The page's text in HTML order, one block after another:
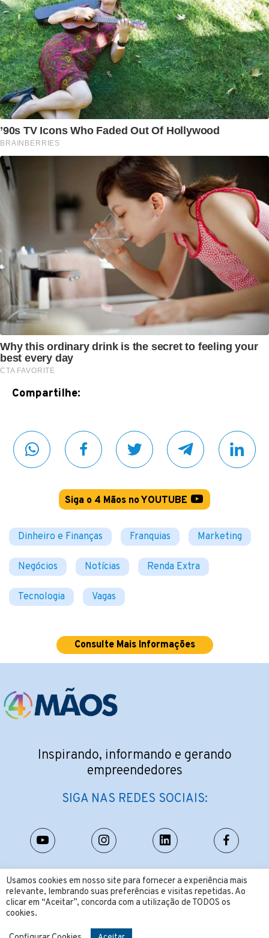
Compartilhe:
Siga o 4 Mãos no YOUTUBE
Dinheiro e Finanças Franquias Marketing
Negócios Notícias Renda Extra
Tecnologia Vagas
Consulte Mais Informações
Usamos cookies em nosso site para fornecer a experiência mais
relevante, lembrando suas preferências e visitas repetidas. Ao
clicar em “Aceitar”, concorda com a utilização de TODOS os
cookies.
Inspirando, informando e gerando
empreendedores
SIGA NAS REDES SOCIAIS:
CONTATO:
contato@4maos.com.br